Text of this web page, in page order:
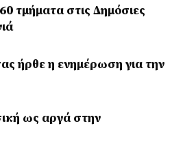
τμήματα στις Δημόσιες
ήρθε η ενημέρωση για την
ως αργά στην